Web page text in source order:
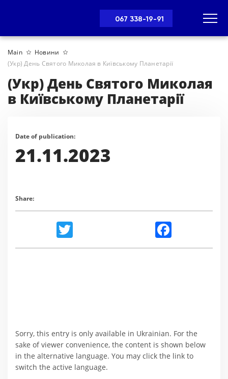
067 338-19-91
Main
Новини
(Укр) День Святого Миколая в Київському Планетарії
(Укр) День Святого Миколая
в Київському Планетарії
Date of publication:
21.11.2023
Share:
Twitter Facebook
Sorry, this entry is only available in Ukrainian. For the
sake of viewer convenience, the content is shown below
in the alternative language. You may click the link to
switch the active language.